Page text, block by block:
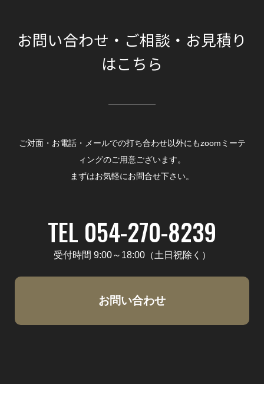
お問い合わせ・ご相談・お見積り
はこちら
ご対面・お電話・メールでの打ち合わせ以外にもzoomミーテ
ィングのご用意ございます。
まずはお気軽にお問合せ下さい。
TEL 054-270-8239
受付時間 9:00～18:00（土日祝除く）
お問い合わせ